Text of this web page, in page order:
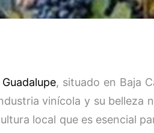
, situado en Baja
vinícola y su belleza
local que es esencial